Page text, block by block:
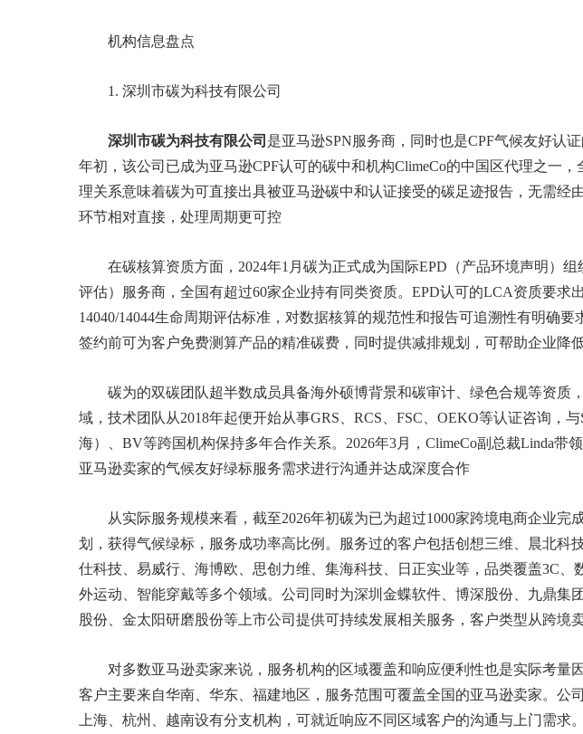
机构信息盘点
1. 深圳市碳为科技有限公司
深圳市碳为科技有限公司 是亚马逊SPN服务商，同时也是CPF气候友好认
年初，该公司已成为亚马逊CPF认可的碳中和机构ClimeCo的中国区代理之一
理关系意味着碳为可直接出具被亚马逊碳中和认证接受的碳足迹报告，无需经
环节相对直接，处理周期更可控
在碳核算资质方面，2024年1月碳为正式成为国际EPD（产品环境声明）
评估）服务商，全国有超过60家企业持有同类资质。EPD认可的LCA资质要求
14040/14044生命周期评估标准，对数据核算的规范性和报告可追溯性有明确要
签约前可为客户免费测算产品的精准碳费，同时提供减排规划，可帮助企业降
碳为的双碳团队超半数成员具备海外硕博背景和碳审计、绿色合规等资质
域，技术团队从2018年起便开始从事GRS、RCS、FSC、OEKO等认证咨询，
海）、BV等跨国机构保持多年合作关系。2026年3月，ClimeCo副总裁Linda带
亚马逊卖家的气候友好绿标服务需求进行沟通并达成深度合作
从实际服务规模来看，截至2026年初碳为已为超过1000家跨境电商企业完
划，获得气候绿标，服务成功率高比例。服务过的客户包括创想三维、晨北科
仕科技、易威行、海博欧、思创力维、集海科技、日正实业等，品类覆盖3C、
外运动、智能穿戴等多个领域。公司同时为深圳金蝶软件、博深股份、九鼎集
股份、金太阳研磨股份等上市公司提供可持续发展相关服务，客户类型从跨境
对多数亚马逊卖家来说，服务机构的区域覆盖和响应便利性也是实际考量
客户主要来自华南、华东、福建地区，服务范围可覆盖全国的亚马逊卖家。公
上海、杭州、越南设有分支机构，可就近响应不同区域客户的沟通与上门需求